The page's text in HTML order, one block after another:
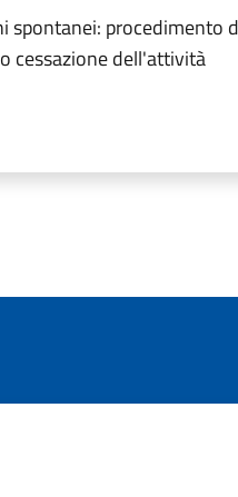
spontanei: procedimento
cessazione dell'attività